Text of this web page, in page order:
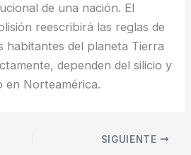
de una nación. El
reescribirá las reglas de
habitantes del planeta Tierra
dependen del silicio y
en Norteamérica.
SIGUIENTE